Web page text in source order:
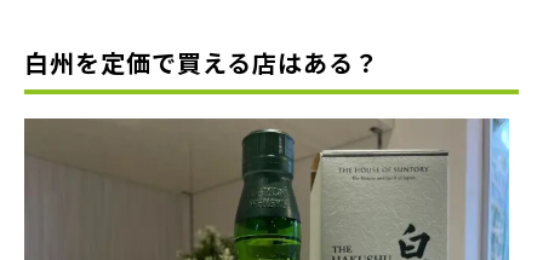
白州を定価で買える店はある？